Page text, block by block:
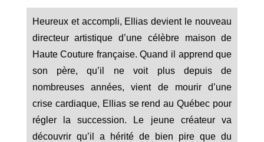
Heureux et accompli, Ellias devient le nouveau
directeur artistique d’une célèbre maison de
Haute Couture française. Quand il apprend que
son père, qu’il ne voit plus depuis de
nombreuses années, vient de mourir d’une
crise cardiaque, Ellias se rend au Québec pour
régler la succession. Le jeune créateur va
découvrir qu’il a hérité de bien pire que du